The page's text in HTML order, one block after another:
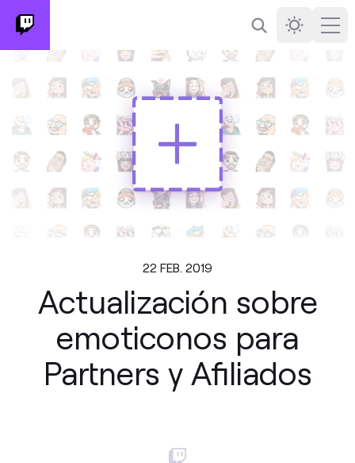
Buscar Darkmode
22 FEB. 2019
Actualización sobre
emoticonos para
Partners y Afiliados